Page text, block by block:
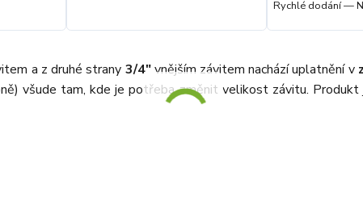
Rychlé dodání —
a z druhé strany 3/4"vnějším závitem nachází uplatnění v
všude tam, kde je potřeba změnit velikost závitu.